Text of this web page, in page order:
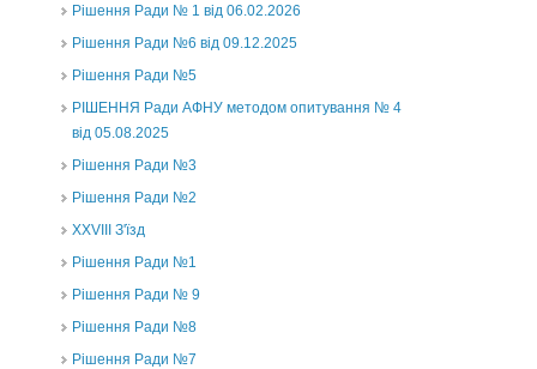
Рішення Ради № 1 від 06.02.2026
Рішення Ради №6 від 09.12.2025
Рішення Ради №5
РІШЕННЯ Ради АФНУ методом опитування № 4
від 05.08.2025
Рішення Ради №3
Рішення Ради №2
XXVIII З'їзд
Рішення Ради №1
Рішення Ради № 9
Рішення Ради №8
Рішення Ради №7